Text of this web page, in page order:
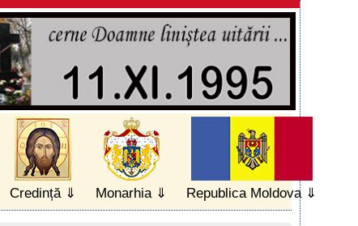
Credință Monarhia Republica Moldova